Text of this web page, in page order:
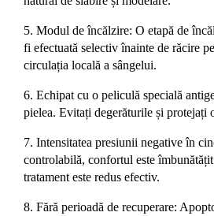
5. Modul de încălzire: O etapă de
fi efectuată selectiv înainte de răcire
circulația locală a sângelui.
6. Echipat cu o peliculă specială
pielea. Evitați degerăturile și protejați
7. Intensitatea presiunii negative în
controlabilă, confortul este
tratament este redus efectiv.
8. Fără perioadă de recuperare: